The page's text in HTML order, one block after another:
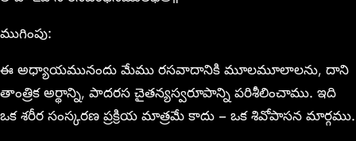
ముగింపు:
ఈ అధ్యాయమునందు మేము రసవాదానికి మూలమూలాలను, దాని
తాంత్రిక అర్థాన్ని, పాదరస చైతన్యస్వరూపాన్ని పరిశీలించాము. ఇది
ఒక శరీర సంస్కరణ ప్రక్రియ మాత్రమే కాదు – ఒక శివోపాసన మార్గము.